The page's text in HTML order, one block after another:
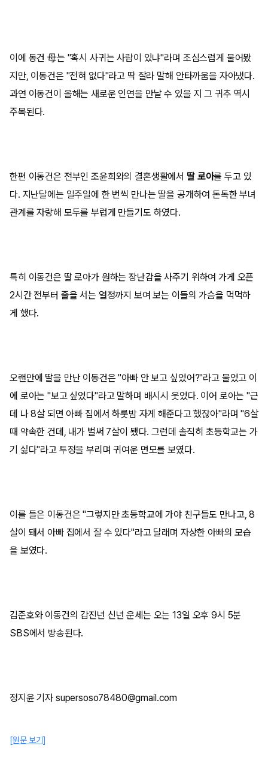
이에 동건 母는 "혹시 사귀는 사람이 있냐"라며 조심스럽게 물어봤
지만, 이동건은 "전혀 없다"라고 딱 잘라 말해 안타까움을 자아냈다.
과연 이동건이 올해는 새로운 인연을 만날 수 있을 지 그 귀추 역시
주목된다.
한편 이동건은 전부인 조윤희와의 결혼생활에서 딸 로아를 두고 있
다. 지난달에는 일주일에 한 번씩 만나는 딸을 공개하여 돈독한 부녀
관계를 자랑해 모두를 부럽게 만들기도 하였다.
특히 이동건은 딸 로아가 원하는 장난감을 사주기 위하여 가게 오픈
2시간 전부터 줄을 서는 열정까지 보여 보는 이들의 가슴을 먹먹하
게 했다.
오랜만에 딸을 만난 이동건은 "아빠 안 보고 싶었어?"라고 물었고 이
에 로아는 "보고 싶었다"라고 말하며 배시시 웃었다. 이어 로아는 "근
데 나 8살 되면 아빠 집에서 하룻밤 자게 해준다고 했잖아"라며 "6살
때 약속한 건데, 내가 벌써 7살이 됐다. 그런데 솔직히 초등학교는 가
기 싫다"라고 투정을 부리며 귀여운 면모를 보였다.
이를 들은 이동건은 "그렇지만 초등학교에 가야 친구들도 만나고, 8
살이 돼서 아빠 집에서 잘 수 있다"라고 달래며 자상한 아빠의 모습
을 보였다.
김준호와 이동건의 갑진년 신년 운세는 오는 13일 오후 9시 5분
SBS에서 방송된다.
정지윤 기자 supersoso78480@gmail.com
[원문 보기]